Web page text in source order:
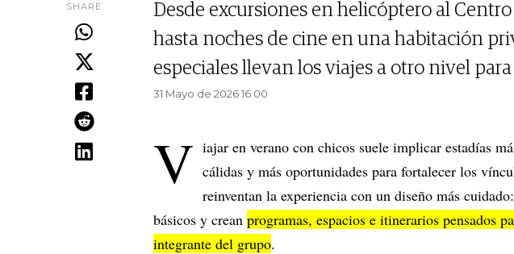
SHARE
Desde excursiones en helicóptero al
hasta noches de cine en una habitación
especiales llevan los viajes a otro nivel
31 Mayo de 2026 16.00
V iajar en verano con chicos suele implicar estadías
cálidas y más oportunidades para fortalecer los
reinventan la experiencia con un diseño más
básicos y crean programas, espacios e itinerarios pensados
integrante del grupo.